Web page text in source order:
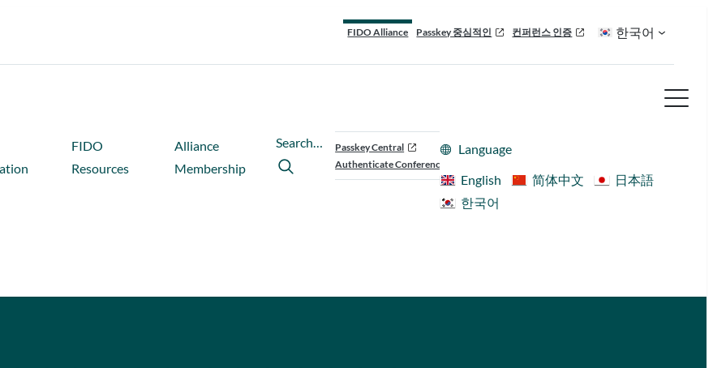
FIDO Alliance Passkey 중심적인 컨퍼런스 인증 한국어
FIDO
Resources
Alliance
Membership
Search…
Passkey Central
Authenticate Conference
Language
English
简体中文
日本語
한국어